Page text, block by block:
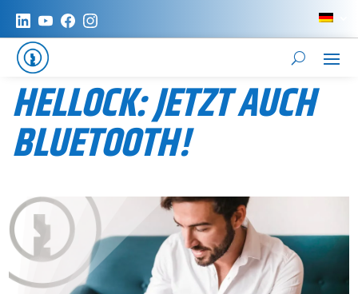
HELLOCK: JETZT AUCH
BLUETOOTH!